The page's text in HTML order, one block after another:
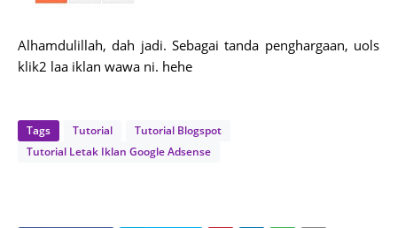
Alhamdulillah, dah jadi. Sebagai tanda penghargaan, uols
klik2 laa iklan wawa ni. hehe
Tags Tutorial
Tutorial Blogspot
Tutorial Letak Iklan Google Adsense